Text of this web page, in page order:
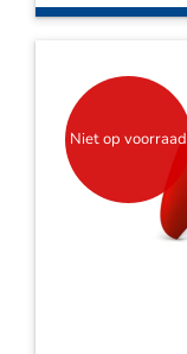
Niet op voorraad